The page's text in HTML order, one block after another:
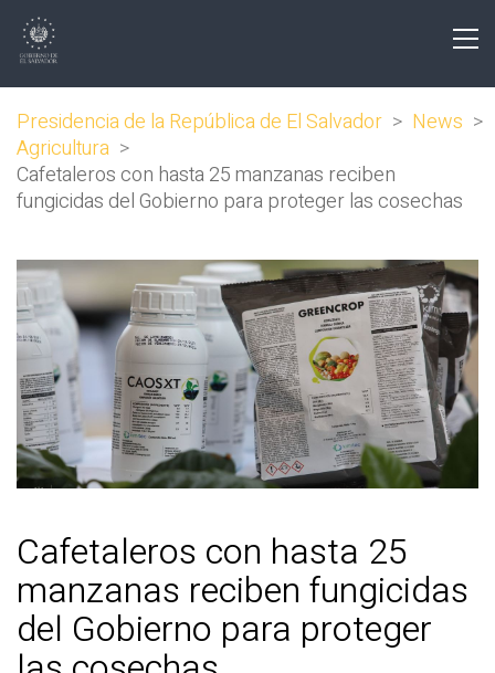
Presidencia de la República de El Salvador > News >
Agricultura >
Cafetaleros con hasta 25 manzanas reciben
fungicidas del Gobierno para proteger las cosechas
Cafetaleros con hasta 25
manzanas reciben fungicidas
del Gobierno para proteger